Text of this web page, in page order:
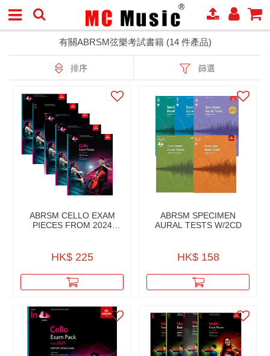
有關ABRSM弦樂考試書籍 (14 件產品)
排序 篩選
ABRSM CELLO EXAM
PIECES FROM 2024
HK$ 225
ABRSM SPECIMEN
AURAL TESTS W/2CD
HK$ 158